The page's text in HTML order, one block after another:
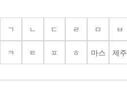
ㄱ ㄴ ㄷ ㄹ ㅁ ㅂ
ㅋ ㅌ ㅍ ㅎ 마스 제주